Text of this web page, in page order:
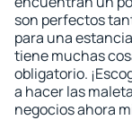
son perfectos
para una
tiene muchas
obligatorio.
a hacer las
negocios ahora